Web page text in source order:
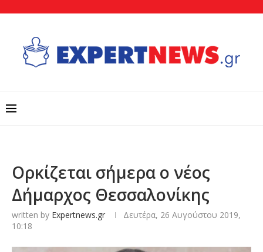
Ορκίζεται σήμερα ο νέος
Δήμαρχος Θεσσαλονίκης
written by Expertnews.gr
Δευτέρα, 26 Αυγούστου 2019,
10:18